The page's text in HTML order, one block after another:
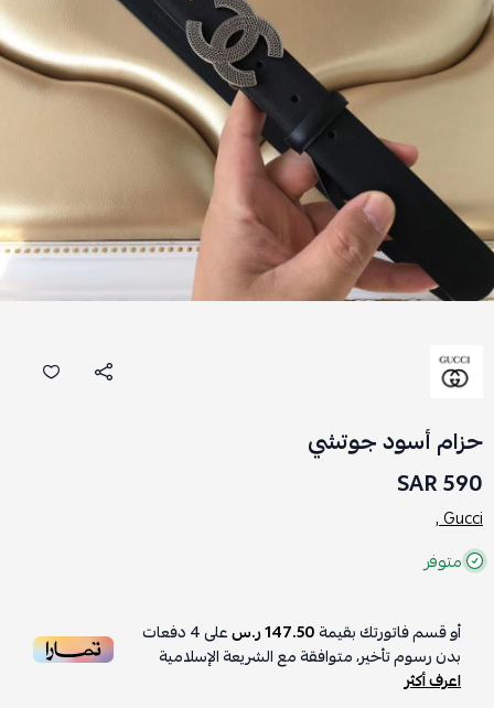
حزام أسود جوتشي
590 SAR
Gucci ,
متوفر
أو قسم فاتورتك بقيمة147.50 ر.س على4دفعات
بدون رسوم تأخير، متوافقة مع الشريعة الإسلامية
اعرف أكثر